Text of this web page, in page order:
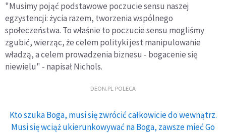
"Musimy pojąć podstawowe poczucie sensu naszej
egzystencji: życia razem, tworzenia wspólnego
społeczeństwa. To właśnie to poczucie sensu mogliśmy
zgubić, wierząc, że celem polityki jest manipulowanie
władzą, a celem prowadzenia biznesu - bogacenie się
niewielu" - napisał Nichols.
DEON.PL POLECA
Kto szuka Boga, musi się zwrócić całkowicie do wewnątrz.
Musi się wciąż ukierunkowywać na Boga, zawsze mieć Go